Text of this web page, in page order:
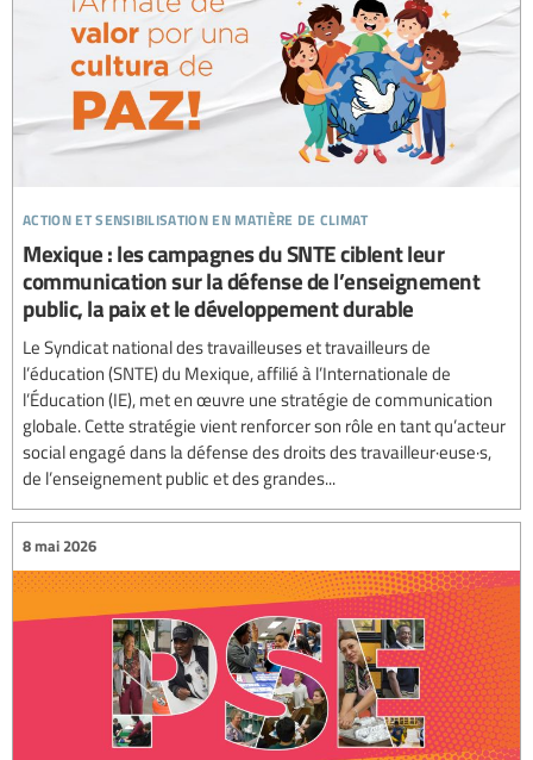
action et sensibilisation en matière de climat
Mexique : les campagnes du SNTE ciblent leur
communication sur la défense de l’enseignement
public, la paix et le développement durable
Le Syndicat national des travailleuses et travailleurs de
l’éducation (SNTE) du Mexique, affilié à l’Internationale de
l’Éducation (IE), met en œuvre une stratégie de communication
globale. Cette stratégie vient renforcer son rôle en tant qu’acteur
social engagé dans la défense des droits des travailleur·euse·s,
de l’enseignement public et des grandes...
8 mai 2026